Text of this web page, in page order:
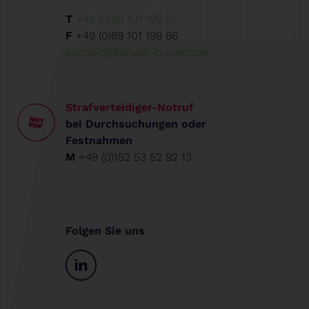
T +49 (0)89 101 192 61
F +49 (0)89 101 199 86
kontakt@kanzlei-burgert.de
Strafverteidiger-Notruf
bei Durchsuchungen oder
Festnahmen
M +49 (0)152 53 52 92 13
Folgen Sie uns